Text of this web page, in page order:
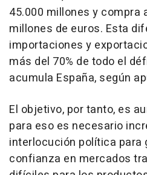
45.000 millones y compra
millones de euros. Esta
importaciones y
más del 70% de todo el
acumula España, según
El objetivo, por tanto, es
para eso es necesario
interlocución política para
confianza en mercados